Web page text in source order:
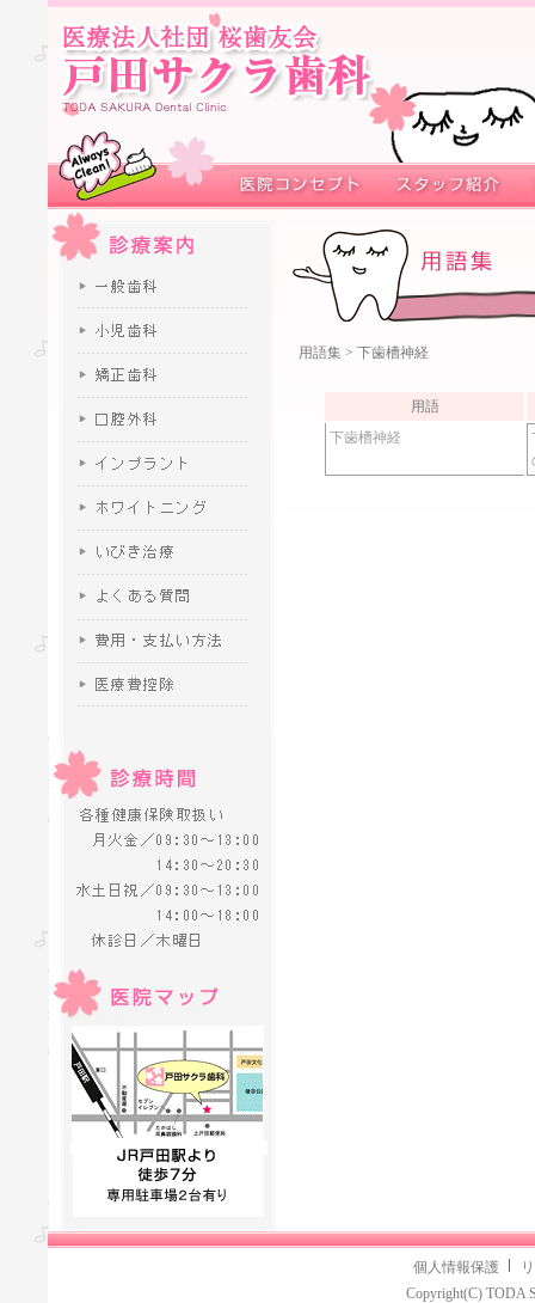
用語集 > 下歯槽神経
用語
下歯槽神経
個人情報保護
Copyright(C) TODA